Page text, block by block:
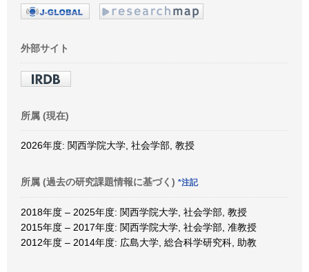
外部サイト
所属 (現在)
2026年度: 関西学院大学, 社会学部, 教授
所属 (過去の研究課題情報に基づく) *注記
2018年度 – 2025年度: 関西学院大学, 社会学部, 教授
2015年度 – 2017年度: 関西学院大学, 社会学部, 准教授
2012年度 – 2014年度: 広島大学, 総合科学研究科, 助教